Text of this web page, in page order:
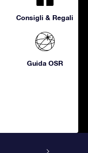
Consigli & Regali
Guida OSR